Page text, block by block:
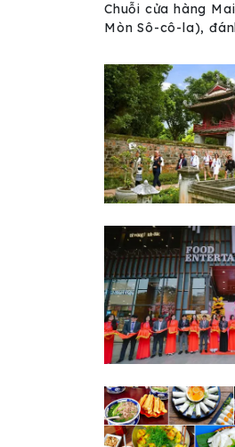
Chuỗi cửa hàng
Mòn Sô-cô-la),